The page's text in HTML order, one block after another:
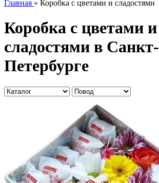
Главная » Коробка с цветами и сладостями
Коробка с цветами и
сладостями в Санкт-
Петербурге